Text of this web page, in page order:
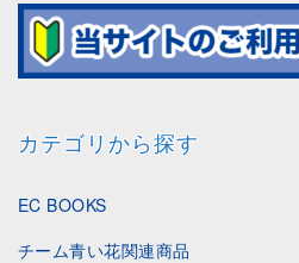
カテゴリから探す
EC BOOKS
チーム青い花関連商品